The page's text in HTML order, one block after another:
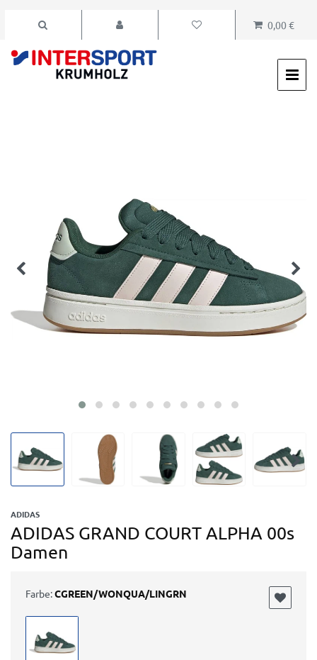
0,00 €
ADIDAS
ADIDAS GRAND COURT ALPHA 00s
Damen
Farbe:CGREEN/WONQUA/LINGRN